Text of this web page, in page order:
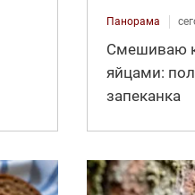
Панорама
Смешиваю
яйцами:
запеканка